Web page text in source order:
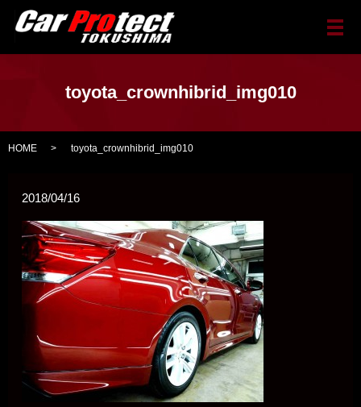
メ
toyota_crownhibrid_img010
HOME toyota_crownhibrid_img010
2018/04/16